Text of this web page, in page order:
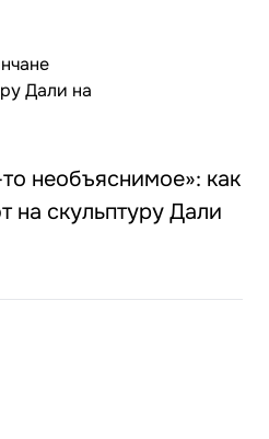
необъяснимое»: как
на скульптуру Дали